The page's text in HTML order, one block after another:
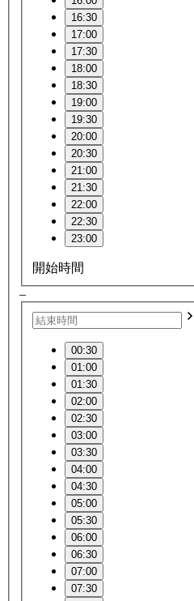
16:30
17:00
17:30
18:00
18:30
19:00
19:30
20:00
20:30
21:00
21:30
22:00
22:30
23:00
開始時間
–
00:30
01:00
01:30
02:00
02:30
03:00
03:30
04:00
04:30
05:00
05:30
06:00
06:30
07:00
07:30